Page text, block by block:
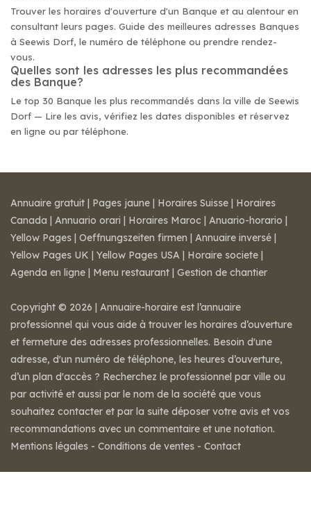
Trouver les horaires d'ouverture d'un Banque et au alentour en
consultant leurs pages. Guide des meilleures adresses Banques
à Seewis Dorf, le numéro de téléphone ou prendre rendez-
vous.
Quelles sont les adresses les plus recommandées
des Banque?
Le top 30 Banque les plus recommandés dans la ville de Seewis
Dorf — Lire les avis, vérifiez les dates disponibles et réservez
en ligne ou par téléphone.
Annuaire gratuit | Pages jaune | Horaires Suisse | Horaires
Canada | Annuario orari | Horaires Maroc | Anuario-horario |
Yellow Pages | Oeffnungszeiten firmen | Annuaire inversé |
Yellow Pages UK | Yellow Pages USA | Horaire societe |
Agenda en ligne | Menu restaurant | Gestion de chantier
Copyright © 2026 | Annuaire-horaire est l’annuaire
professionnel qui vous aide à trouver les horaires d’ouverture
et fermeture des adresses professionnelles. Besoin d'une
adresse, d'un numéro de téléphone, les heures d’ouverture,
d’un plan d'accès ? Recherchez le professionnel par ville ou
par activité et aussi par le nom de la société que vous
souhaitez contacter et par la suite déposer votre avis et vos
recommandations avec un commentaire et une notation.
Mentions légales - Conditions de ventes - Contact